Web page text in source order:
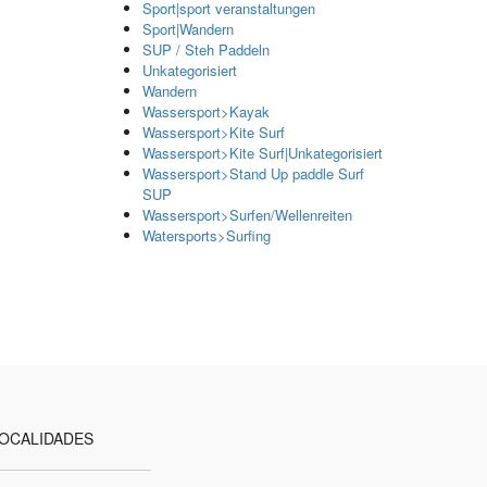
Sport|sport veranstaltungen
Sport|Wandern
SUP / Steh Paddeln
Unkategorisiert
Wandern
Wassersport>Kayak
Wassersport>Kite Surf
Wassersport>Kite Surf|Unkategorisiert
Wassersport>Stand Up paddle Surf
SUP
Wassersport>Surfen/Wellenreiten
Watersports>Surfing